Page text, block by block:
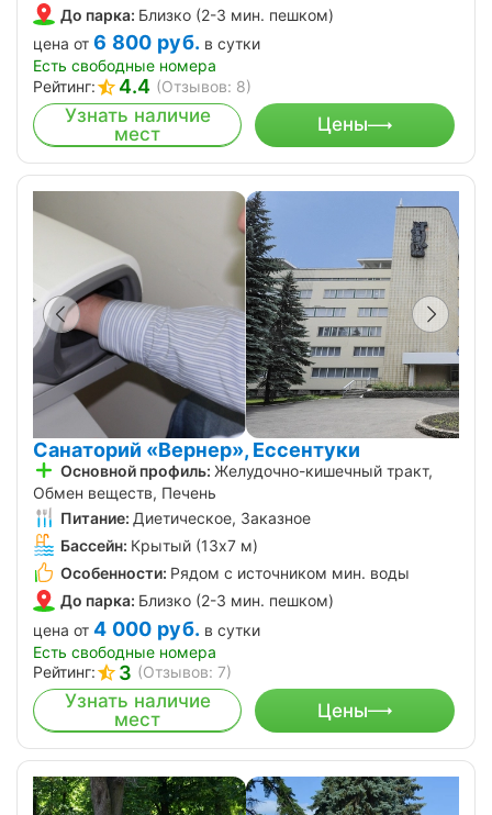
До парка: Близко (2-3 мин. пешком)
цена от 6 800 руб. в сутки
Есть свободные номера
Рейтинг:
4.4 (Отзывов: 8)
Узнать наличие
мест
Цены
Санаторий «Вернер», Ессентуки
Основной профиль: Желудочно-кишечный тракт,
Обмен веществ, Печень
Питание: Диетическое, Заказное
Бассейн: Крытый (13х7 м)
Особенности: Рядом с источником мин. воды
До парка: Близко (2-3 мин. пешком)
цена от 4 000 руб. в сутки
Есть свободные номера
Рейтинг:
3 (Отзывов: 7)
Узнать наличие
мест
Цены